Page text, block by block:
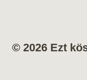
© 2026 Ezt